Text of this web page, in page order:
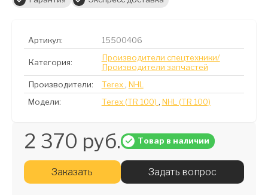
Артикул: 15500406
Категория:
Производители спецтехники/
Производители запчастей
Производители:
Terex , NHL
Модели:
Terex (TR 100) , NHL (TR 100)
2 370 руб. Товар в наличии
Заказать Задать вопрос